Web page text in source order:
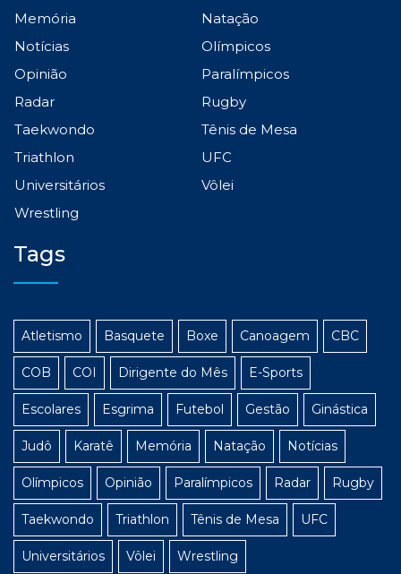
Memória
Natação
Notícias
Olímpicos
Opinião
Paralímpicos
Radar
Rugby
Taekwondo
Tênis de Mesa
Triathlon
UFC
Universitários
Vôlei
Wrestling
Tags
Atletismo Basquete Boxe Canoagem CBC
COB COI Dirigente do Mês E-Sports
Escolares Esgrima Futebol Gestão Ginástica
Judô Karatê Memória Natação Notícias
Olímpicos Opinião Paralímpicos Radar Rugby
Taekwondo Triathlon Tênis de Mesa UFC
Universitários Vôlei Wrestling